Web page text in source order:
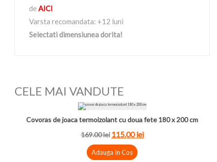
de AICI
Varsta recomandata: +12 luni
Selectati dimensiunea dorita!
CELE MAI VANDUTE
Covoras de joaca termoizolant cu doua fete 180 x 200 cm
169.00lei 115.00lei
Adauga In Cos